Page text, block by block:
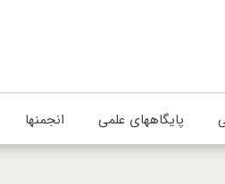
پایگاههای علمی انجمنها